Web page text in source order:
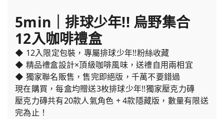
5min｜排球少年!! 烏野集合
12入咖啡禮盒
◆ 12入限定包裝，專屬排球少年!!粉絲收藏
◆ 精品禮盒設計×頂級咖啡風味，送禮自用兩相宜
◆ 獨家聯名販售，售完即絕版，千萬不要錯過
現在購買，每盒均贈送3枚排球少年!!獨家壓克力磚
壓克力磚共有20款人氣角色 + 4款隱藏版，數量有限送
完為止！